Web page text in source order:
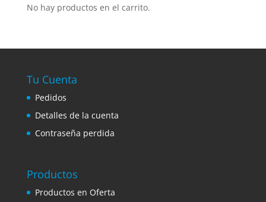
No hay productos en el carrito.
Tu Cuenta
Pedidos
Detalles de la cuenta
Contraseña perdida
Productos
Productos en Oferta